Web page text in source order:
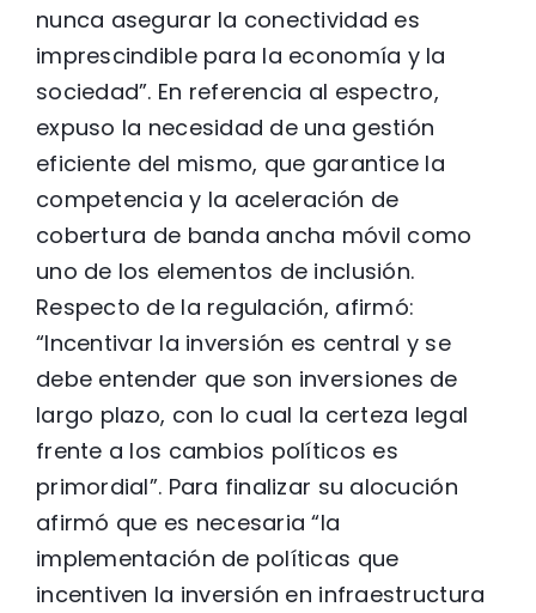
nunca asegurar la conectividad es
imprescindible para la economía y la
sociedad”. En referencia al espectro,
expuso la necesidad de una gestión
eficiente del mismo, que garantice la
competencia y la aceleración de
cobertura de banda ancha móvil como
uno de los elementos de inclusión.
Respecto de la regulación, afirmó:
“Incentivar la inversión es central y se
debe entender que son inversiones de
largo plazo, con lo cual la certeza legal
frente a los cambios políticos es
primordial”. Para finalizar su alocución
afirmó que es necesaria “la
implementación de políticas que
incentiven la inversión en infraestructura